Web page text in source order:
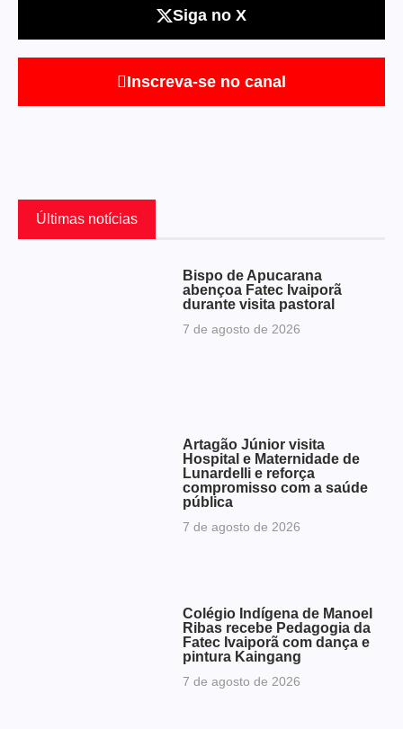
Siga no X
Inscreva-se no canal
Últimas notícias
Bispo de Apucarana
abençoa Fatec Ivaiporã
durante visita pastoral
7 de agosto de 2026
Artagão Júnior visita
Hospital e Maternidade de
Lunardelli e reforça
compromisso com a saúde
pública
7 de agosto de 2026
Colégio Indígena de Manoel
Ribas recebe Pedagogia da
Fatec Ivaiporã com dança e
pintura Kaingang
7 de agosto de 2026